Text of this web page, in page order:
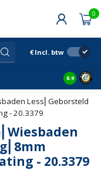
0
€ Incl. btw
Snelle
8.9
Less⎢Geborsteld
- 20.3379
- 20.3379